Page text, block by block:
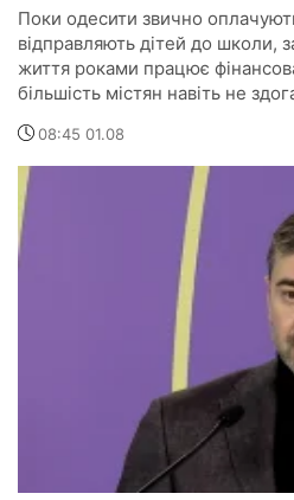
Поки одесити звично
відправляють дітей до школи,
життя роками працює
більшість містян навіть не
08:45 01.08